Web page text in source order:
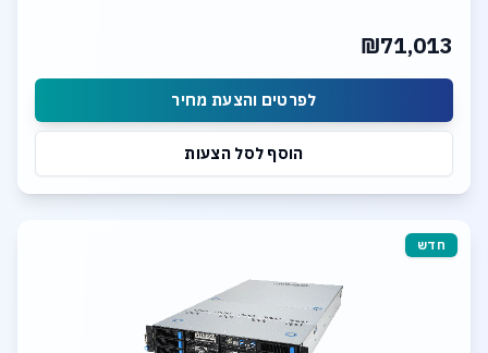
₪71,013
לפרטים והצעת מחיר
הוסף לסל הצעות
חדש